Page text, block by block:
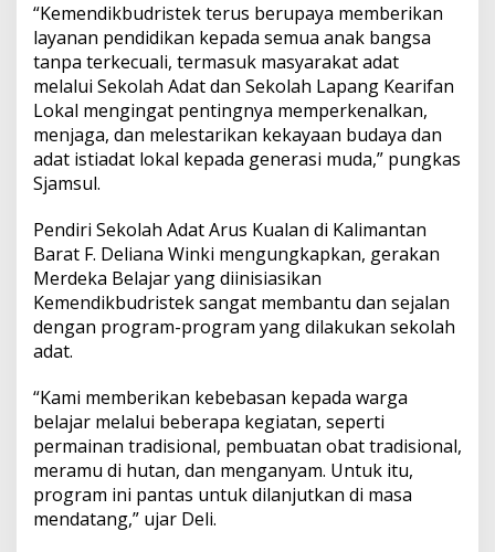
“Kemendikbudristek terus berupaya memberikan
layanan pendidikan kepada semua anak bangsa
tanpa terkecuali, termasuk masyarakat adat
melalui Sekolah Adat dan Sekolah Lapang Kearifan
Lokal mengingat pentingnya memperkenalkan,
menjaga, dan melestarikan kekayaan budaya dan
adat istiadat lokal kepada generasi muda,” pungkas
Sjamsul.
Pendiri Sekolah Adat Arus Kualan di Kalimantan
Barat F. Deliana Winki mengungkapkan, gerakan
Merdeka Belajar yang diinisiasikan
Kemendikbudristek sangat membantu dan sejalan
dengan program-program yang dilakukan sekolah
adat.
“Kami memberikan kebebasan kepada warga
belajar melalui beberapa kegiatan, seperti
permainan tradisional, pembuatan obat tradisional,
meramu di hutan, dan menganyam. Untuk itu,
program ini pantas untuk dilanjutkan di masa
mendatang,” ujar Deli.